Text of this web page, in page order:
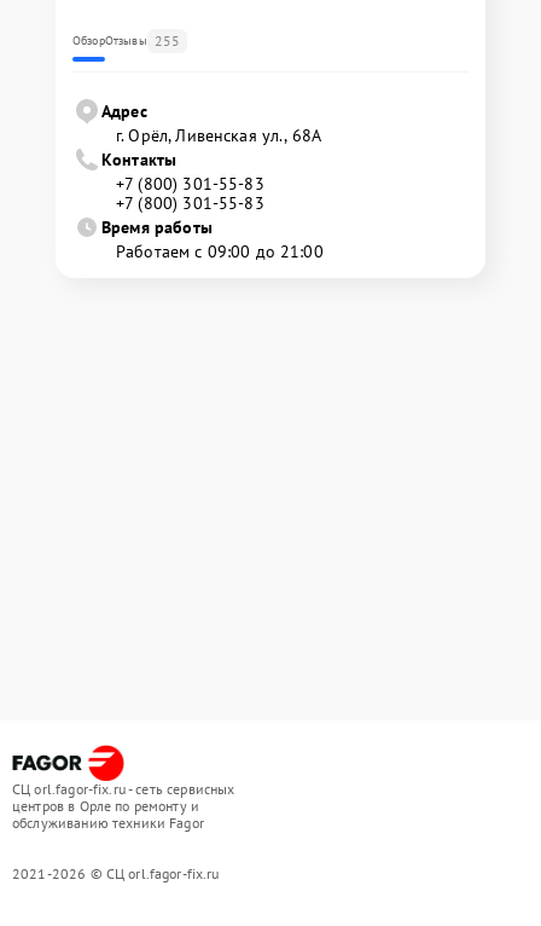
ОбзорОтзывы 255
Адрес
г. Орёл, Ливенская ул., 68А
Контакты
+7 (800) 301-55-83
+7 (800) 301-55-83
Время работы
Работаем с 09:00 до 21:00
СЦ orl.fagor-fix.ru - сеть сервисных
центров в Орле по ремонту и
обслуживанию техники Fagor
2021-2026 © СЦ orl.fagor-fix.ru